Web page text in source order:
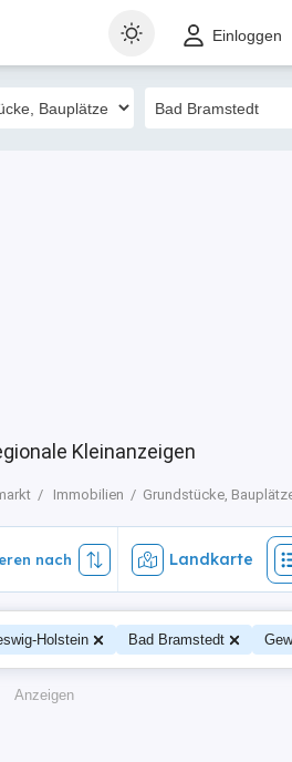
Einloggen
Kleinanzeigen
Immobilien Grundstücke,
Landkarte
nach Landkarte
Holstein Bad Bramstedt
Anzeigen